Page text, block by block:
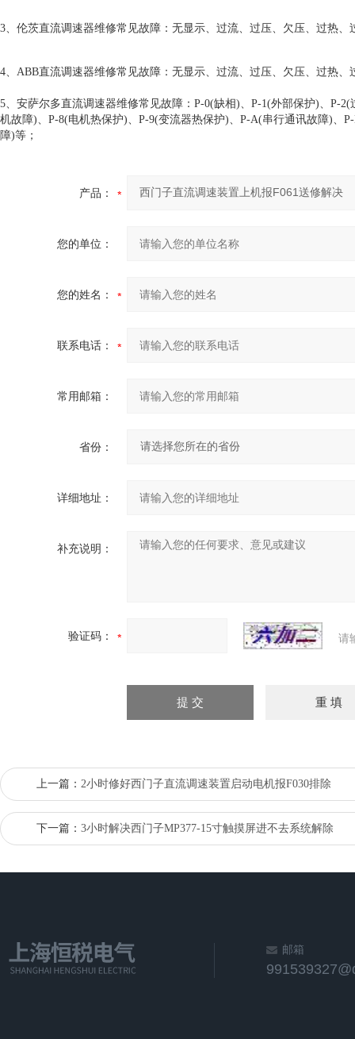
3、伦茨直流调速器维修常见故障：无显示、过流、过压、欠压、过热
4、ABB直流调速器维修常见故障：无显示、过流、过压、欠压、过热
5、安萨尔多直流调速器维修常见故障：P-0(缺相)、P-1(外部保护)、P-
机故障)、P-8(电机热保护)、P-9(变流器热保护)、P-A(串行通讯故障)、
障)等；
产品：
您的单位：
您的姓名：
联系电话：
常用邮箱：
省份：
详细地址：
补充说明：
验证码： 请
上一篇： 2小时修好西门子直流调速装置启动电机报F030排除
下一篇： 3小时解决西门子MP377-15寸触摸屏进不去系统解除
邮箱